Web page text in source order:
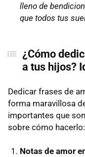
lleno de
que todos tus
¿Cómo
a tus hijos?
Dedicar frases de
forma maravillosa
importantes que
sobre cómo hacerlo:
Notas de amor